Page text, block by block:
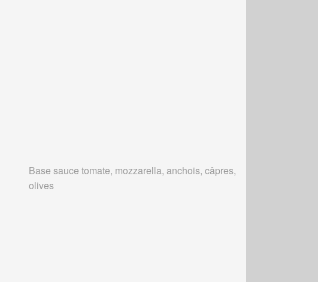
Base sauce tomate, mozzarella, anchois, câpres,
olives